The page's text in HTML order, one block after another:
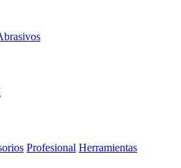
Profesional Herramientas